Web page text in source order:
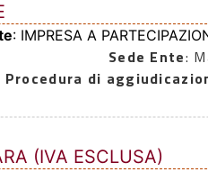
: IMPRESA A
Sede Ente:
Procedura di
(IVA ESCLUSA)